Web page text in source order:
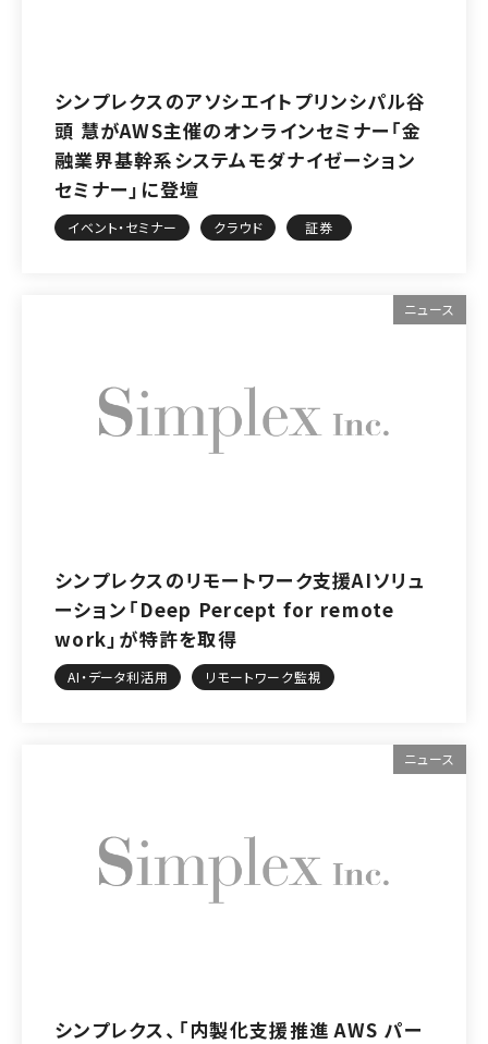
シンプレクスのアソシエイトプリンシパル谷
頭 慧がAWS主催のオンラインセミナー「金
融業界基幹系システムモダナイゼーション
セミナー」に登壇
イベント・セミナー クラウド 証券
ニュース
シンプレクスのリモートワーク支援AIソリュ
ーション「Deep Percept for remote
work」が特許を取得
AI・データ利活用 リモートワーク監視
ニュース
シンプレクス、「内製化支援推進 AWS パー